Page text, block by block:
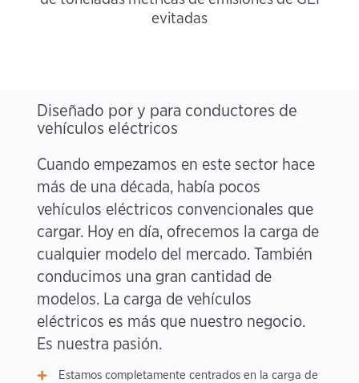
evitadas
Diseñado por y para conductores de
vehículos eléctricos
Cuando empezamos en este sector hace
más de una década, había pocos
vehículos eléctricos convencionales que
cargar. Hoy en día, ofrecemos la carga de
cualquier modelo del mercado. También
conducimos una gran cantidad de
modelos. La carga de vehículos
eléctricos es más que nuestro negocio.
Es nuestra pasión.
Estamos completamente centrados en la carga de